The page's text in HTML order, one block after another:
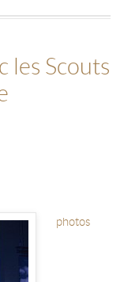
les Scouts
photos